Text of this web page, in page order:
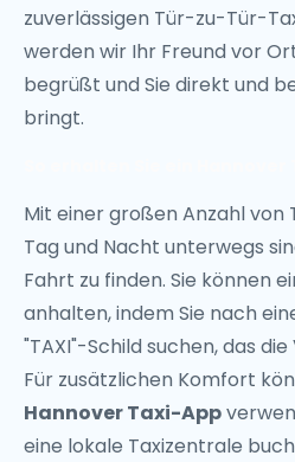
zuverlässigen Tür-zu-Tür-
werden wir Ihr Freund vor
begrüßt und Sie direkt und
bringt.
Mit einer großen Anzahl von
Tag und Nacht unterwegs
Fahrt zu finden. Sie können
anhalten, indem Sie nach
"TAXI"-Schild suchen, das
Für zusätzlichen Komfort
Hannover Taxi-App
eine lokale Taxizentrale